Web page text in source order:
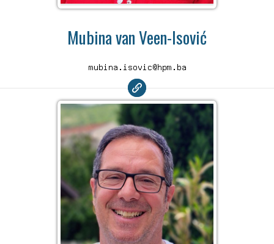
Mubina van Veen-Isović